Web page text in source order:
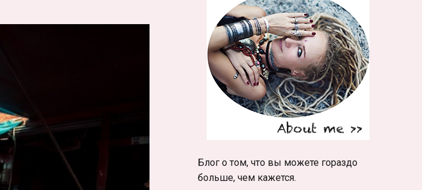
Блог о том, что вы можете гораздо
больше, чем кажется.